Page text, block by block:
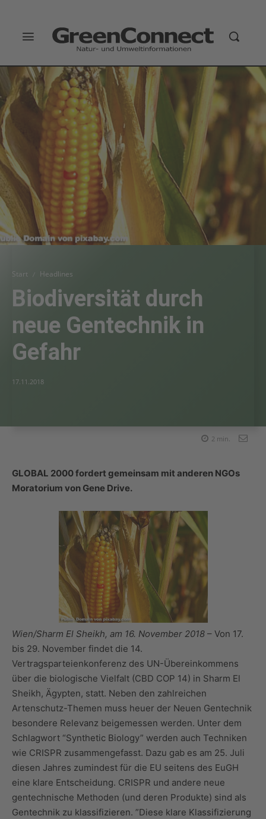
Start Headlines
Biodiversität durch
neue Gentechnik in
Gefahr
17.11.2018
2 min.
GLOBAL 2000 fordert gemeinsam mit anderen NGOs
Moratorium von Gene Drive.
Wien/Sharm El Sheikh, am 16. November 2018 – Von 17.
bis 29. November findet die 14.
Vertragsparteienkonferenz des UN-Übereinkommens
über die biologische Vielfalt (CBD COP 14) in Sharm El
Sheikh, Ägypten, statt. Neben den zahlreichen
Artenschutz-Themen muss heuer der Neuen Gentechnik
besondere Relevanz beigemessen werden. Unter dem
Schlagwort “Synthetic Biology” werden auch Techniken
wie CRISPR zusammengefasst. Dazu gab es am 25. Juli
diesen Jahres zumindest für die EU seitens des EuGH
eine klare Entscheidung. CRISPR und andere neue
gentechnische Methoden (und deren Produkte) sind als
Gentechnik zu klassifizieren. ”Diese klare Klassifizierung